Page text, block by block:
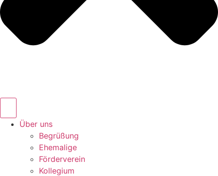
Über uns
Begrüßung
Ehemalige
Förderverein
Kollegium